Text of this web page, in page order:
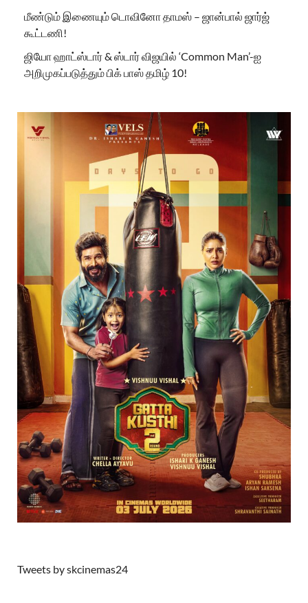
மீண்டும் இணையும் டொவினோ தாமஸ் – ஜான்பால் ஜார்ஜ்
கூட்டணி!
ஜியோ ஹாட்ஸ்டார் & ஸ்டார் விஜயில் ‘Common Man’-ஐ
அறிமுகப்படுத்தும் பிக் பாஸ் தமிழ் 10!
Tweets by skcinemas24